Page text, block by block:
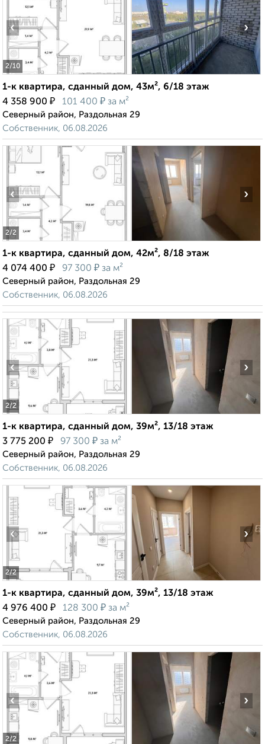
2/10
‹ ›
1-к квартира, сданный дом, 43м², 6/18 этаж
4 358 900 ₽ 101 400 ₽ за м²
Северный район, Раздольная 29
Собственник, 06.08.2026
2/2
‹ ›
1-к квартира, сданный дом, 42м², 8/18 этаж
4 074 400 ₽ 97 300 ₽ за м²
Северный район, Раздольная 29
Собственник, 06.08.2026
2/2
‹ ›
1-к квартира, сданный дом, 39м², 13/18 этаж
3 775 200 ₽ 97 300 ₽ за м²
Северный район, Раздольная 29
Собственник, 06.08.2026
2/2
‹ ›
1-к квартира, сданный дом, 39м², 13/18 этаж
4 976 400 ₽ 128 300 ₽ за м²
Северный район, Раздольная 29
Собственник, 06.08.2026
2/2
‹ ›